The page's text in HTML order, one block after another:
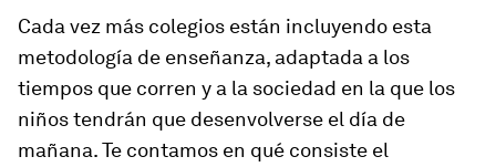
Cada vez más colegios están incluyendo esta
metodología de enseñanza, adaptada a los
tiempos que corren y a la sociedad en la que los
niños tendrán que desenvolverse el día de
mañana. Te contamos en qué consiste el